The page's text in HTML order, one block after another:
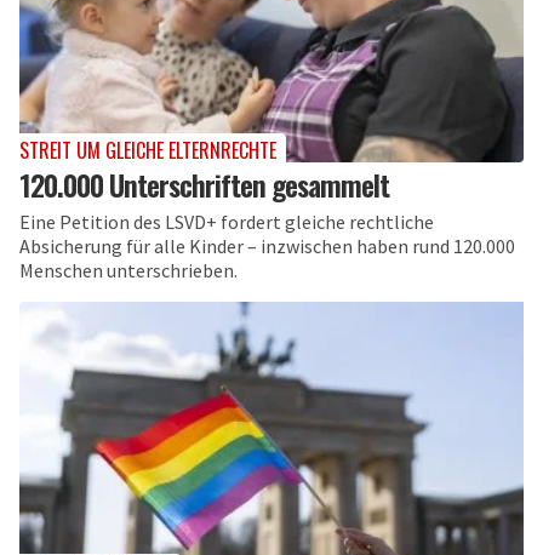
STREIT UM GLEICHE ELTERNRECHTE
120.000 Unterschriften gesammelt
Eine Petition des LSVD+ fordert gleiche rechtliche
Absicherung für alle Kinder – inzwischen haben rund 120.000
Menschen unterschrieben.